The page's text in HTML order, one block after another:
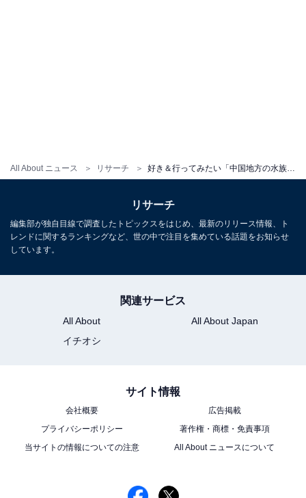
All About ニュース リサーチ
リサーチ
編集部が独自目線で調査したトピックスをはじめ、最新のリリース情報、ト
レンドに関するランキングなど、世の中で注目を集めている話題をお知らせ
しています。
関連サービス
All About
All About Japan
イチオシ
サイト情報
会社概要
広告掲載
プライバシーポリシー
著作権・商標・免責事項
当サイトの情報についての注意
All About ニュースについて